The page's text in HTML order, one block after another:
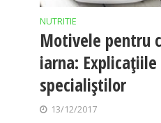
NUTRITIE
Motivele pentru
iarna:
specialiştilor
13/12/2017